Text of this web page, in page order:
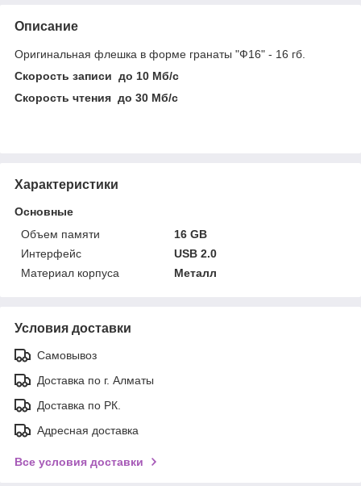
Описание
Оригинальная флешка в форме гранаты "Ф16" - 16 гб.
Скорость записи до 10 Мб/с
Скорость чтения до 30 Мб/с
Характеристики
Основные
Объем памяти
16 GB
Интерфейс
USB 2.0
Материал корпуса
Металл
Условия доставки
Самовывоз
Доставка по г. Алматы
Доставка по РК.
Адресная доставка
Все условия доставки